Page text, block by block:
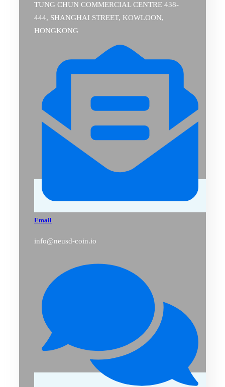
TUNG CHUN COMMERCIAL CENTRE 438-
444, SHANGHAI STREET, KOWLOON,
HONGKONG
Email
info@neusd-coin.io